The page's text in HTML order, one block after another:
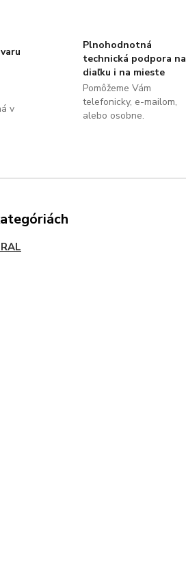
v
Plnohodnotná
technická podpora na
diaľku i na mieste
Pomôžeme Vám
telefonicky, e-mailom,
alebo osobne.